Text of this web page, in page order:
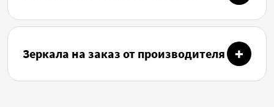
Зеркала на заказ от производителя